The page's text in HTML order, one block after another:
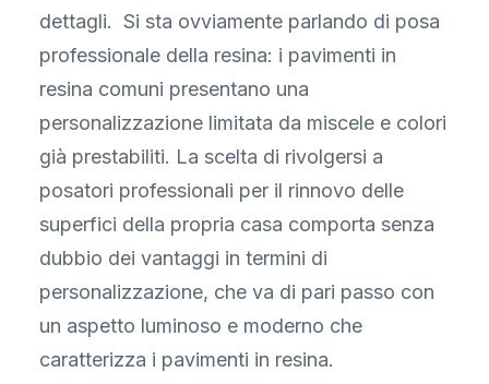
dettagli. Si sta ovviamente parlando di posa
professionale della resina: i pavimenti in
resina comuni presentano una
personalizzazione limitata da miscele e colori
già prestabiliti. La scelta di rivolgersi a
posatori professionali per il rinnovo delle
superfici della propria casa comporta senza
dubbio dei vantaggi in termini di
personalizzazione, che va di pari passo con
un aspetto luminoso e moderno che
caratterizza i pavimenti in resina.